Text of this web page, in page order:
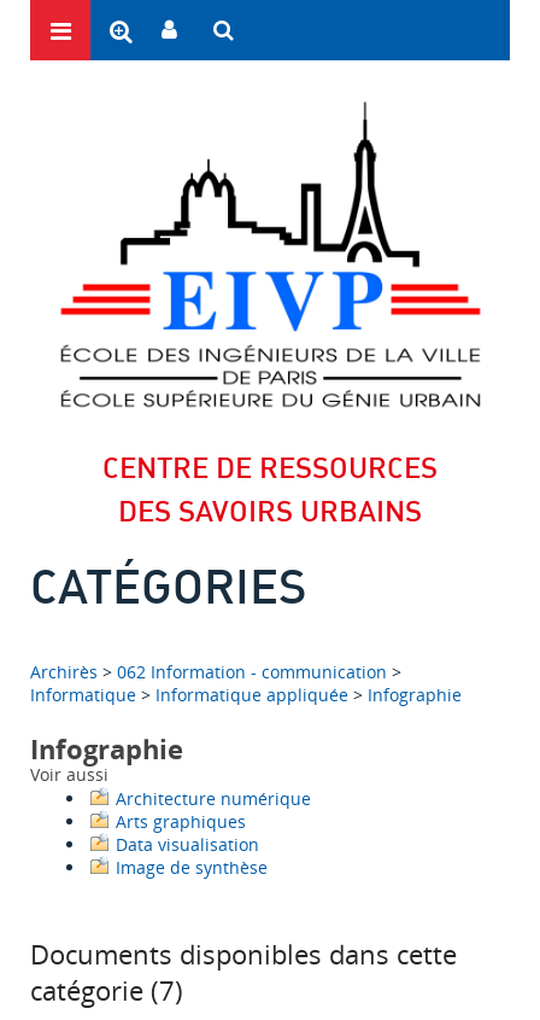
CENTRE DE RESSOURCES
DES SAVOIRS URBAINS
CATÉGORIES
Archirès > 062 Information - communication >
Informatique > Informatique appliquée > Infographie
Infographie
Voir aussi
Architecture numérique
Arts graphiques
Data visualisation
Image de synthèse
Documents disponibles dans cette
catégorie (7)